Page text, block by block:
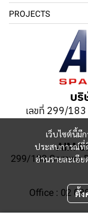
เว็บไซต์นี้มี
ประสบการณ์ที่
อ่านรายละเอี
ตั้ง
PROJECTS
บริ
เลขที่ 299/183
AIM
299/183 Samwa
Office : 02